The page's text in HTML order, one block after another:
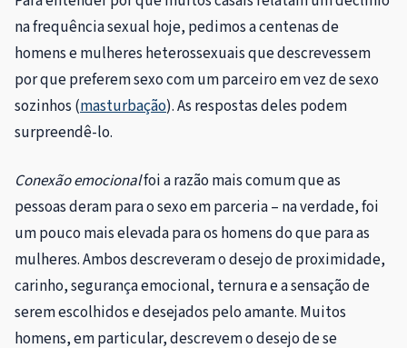
na frequência sexual hoje, pedimos a centenas de
homens e mulheres heterossexuais que descrevessem
por que preferem sexo com um parceiro em vez de sexo
sozinhos (masturbação). As respostas deles podem
surpreendê-lo.
Conexão emocionalfoi a razão mais comum que as
pessoas deram para o sexo em parceria – na verdade, foi
um pouco mais elevada para os homens do que para as
mulheres. Ambos descreveram o desejo de proximidade,
carinho, segurança emocional, ternura e a sensação de
serem escolhidos e desejados pelo amante. Muitos
homens, em particular, descrevem o desejo de se